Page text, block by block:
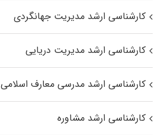
کارشناسی ارشد مدیریت جهانگردی
کارشناسی ارشد مدیریت دریایی
کارشناسی ارشد مدرسی معارف اسلامی
کارشناسی ارشد مشاوره